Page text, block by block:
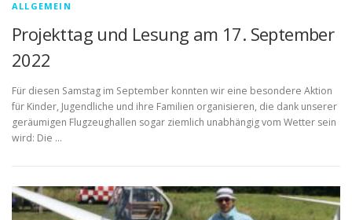
ALLGEMEIN
Projekttag und Lesung am 17. September
2022
Für diesen Samstag im September konnten wir eine besondere Aktion
für Kinder, Jugendliche und ihre Familien organisieren, die dank unserer
geräumigen Flugzeughallen sogar ziemlich unabhängig vom Wetter sein
wird: Die …